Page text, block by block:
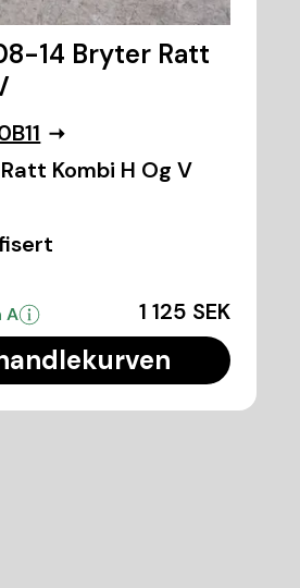
14 Bryter Ratt
Kombi H Og V
A 1 125 SEK